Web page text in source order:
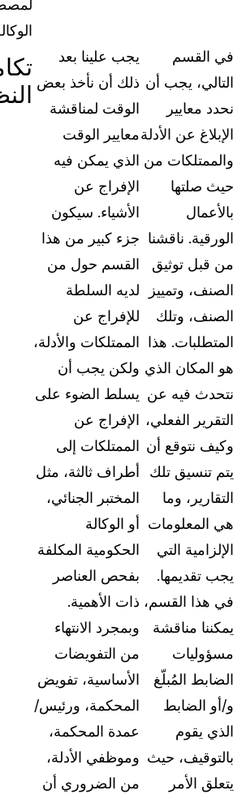
في القسم
التالي، يجب أن
نحدد معايير
الإبلاغ عن الأدلة
والممتلكات من
حيث صلتها
بالأعمال
الورقية. ناقشنا
من قبل توثيق
الصنف، وتمييز
الصنف، وتلك
المتطلبات. هذا
هو المكان الذي
نتحدث فيه عن
التقرير الفعلي،
وكيف نتوقع أن
يتم تنسيق تلك
التقارير، وما
هي المعلومات
الإلزامية التي
يجب تقديمها.
في هذا القسم،
يمكننا مناقشة
مسؤوليات
الضابط المُبلّغ
و/أو الضابط
الذي يقوم
بالتوقيف، حيث
يتعلق الأمر
يجب علينا بعد
ذلك أن نأخذ بعض
الوقت لمناقشة
معايير الوقت
الذي يمكن فيه
الإفراج عن
الأشياء. سيكون
جزء كبير من هذا
القسم حول من
لديه السلطة
للإفراج عن
الممتلكات والأدلة،
ولكن يجب أن
يسلط الضوء على
الإفراج عن
الممتلكات إلى
أطراف ثالثة، مثل
المختبر الجنائي،
أو الوكالة
الحكومية المكلفة
بفحص العناصر
ذات الأهمية.
وبمجرد الانتهاء
من التفويضات
الأساسية، تفويض
المحكمة، ورئيس/
عمدة المحكمة،
وموظفي الأدلة،
من الضروري أن